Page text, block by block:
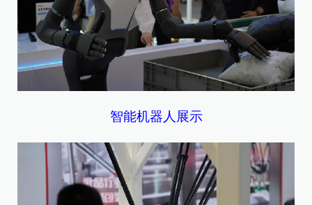
智能机器人展示